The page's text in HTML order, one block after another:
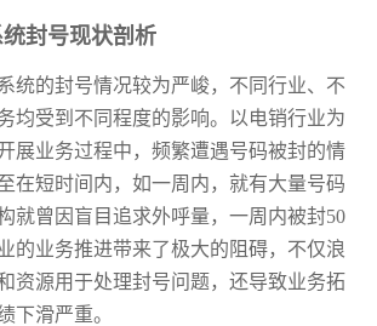
封号现状剖析
统的封号情况较为严峻，不同行业、不
均受到不同程度的影响。以电销行业为
展业务过程中，频繁遭遇号码被封的情
在短时间内，如一周内，就有大量号码
就曾因盲目追求外呼量，一周内被封50
的业务推进带来了极大的阻碍，不仅浪
资源用于处理封号问题，还导致业务拓
下滑严重。